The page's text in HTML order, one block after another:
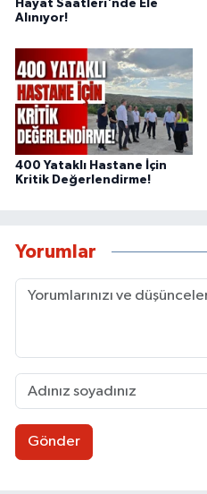
Hayat Saatleri'nde Ele
Alınıyor!
400 Yataklı Hastane İçin
Kritik Değerlendirme!
Yorumlar
Gönder